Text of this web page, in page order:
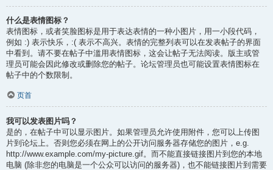
什么是表情图标？
表情图标，或者笑脸图标是用于表达表情的一种小图片，用一小段代码，
例如 :) 表示快乐，:( 表示不高兴。表情的完整列表可以在发表帖子的界面
中看到。请不要在帖子中滥用表情图标，这会让帖子无法阅读。版主或管
理员可能会因此修改或删除您的帖子。论坛管理员也可能设置表情图标在
帖子中的个数限制。
页首
我可以发表图片吗？
是的，在帖子中可以显示图片。如果管理员允许使用附件，您可以上传图
片到论坛上。否则您必须在网上的公开访问服务器存储您的图片，e.g.
http://www.example.com/my-picture.gif。而不能直接链接图片到您的本地
电脑 (除非您的电脑是一个公众可以访问的服务器)，也不能链接图片到需要